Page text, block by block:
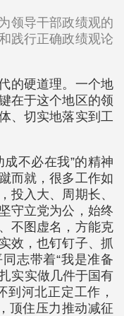
领导干部政绩观的
践行正确政绩观论
的硬道理。一个地
在于这个地区的领
、切实地落实到工
不必在我”的精神
而就，很多工作如
投入大、周期长、
守立党为公，始终
不图虚名，方能克
效，也钉钉子、抓
志带着“我是准备
扎实实做几件于国有
到河北正定工作，
顶住压力推动减征